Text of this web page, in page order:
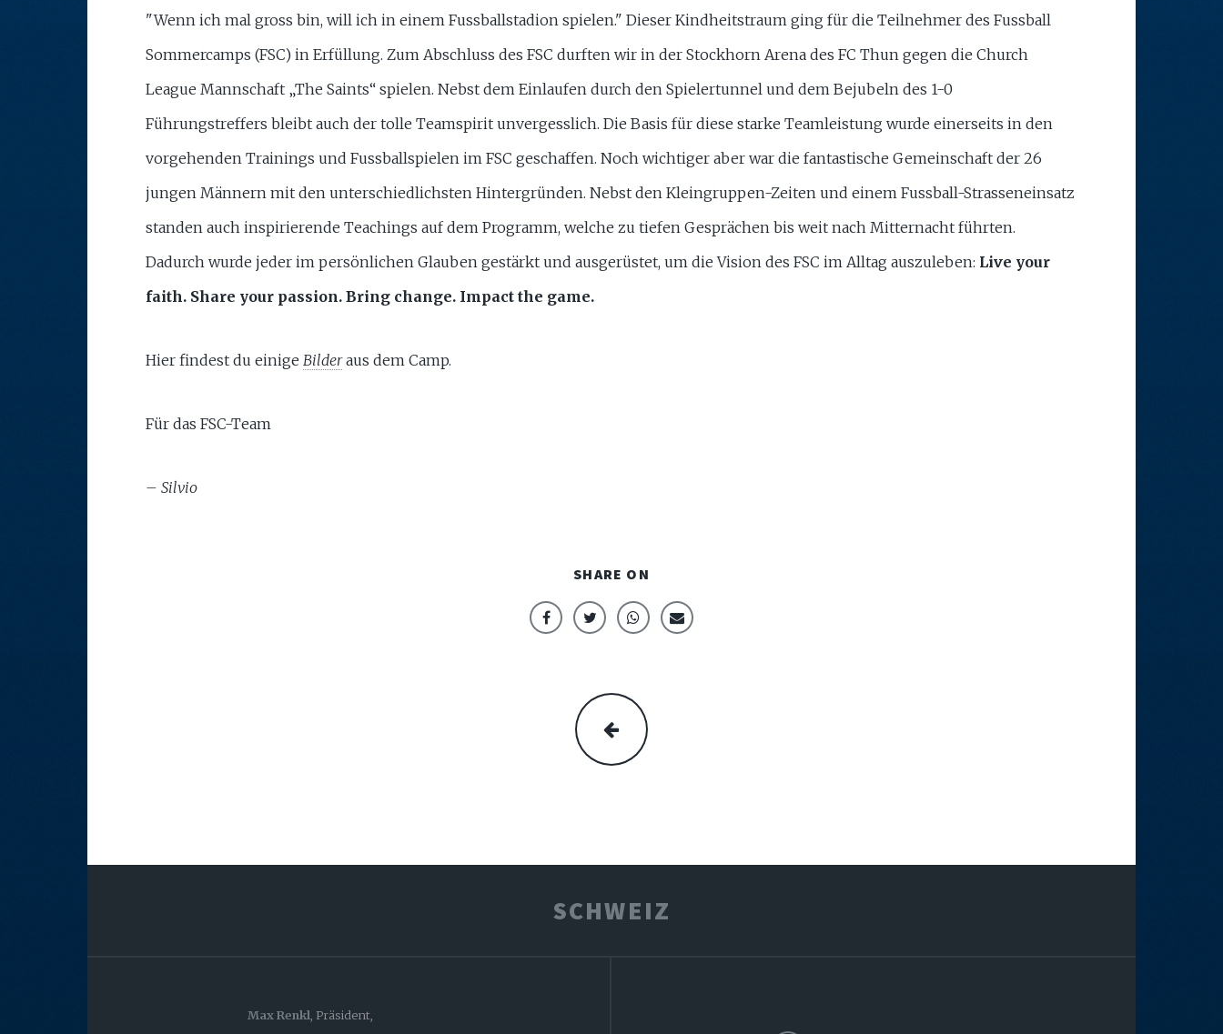
"Wenn ich mal gross bin, will ich in einem Fussballstadion spielen." Dieser Kindheitstraum ging für die Teilnehmer des Fussball
Sommercamps (FSC) in Erfüllung. Zum Abschluss des FSC durften wir in der Stockhorn Arena des FC Thun gegen die Church
League Mannschaft „The Saints“ spielen. Nebst dem Einlaufen durch den Spielertunnel und dem Bejubeln des 1-0
Führungstreffers bleibt auch der tolle Teamspirit unvergesslich. Die Basis für diese starke Teamleistung wurde einerseits in den
vorgehenden Trainings und Fussballspielen im FSC geschaffen. Noch wichtiger aber war die fantastische Gemeinschaft der 26
jungen Männern mit den unterschiedlichsten Hintergründen. Nebst den Kleingruppen-Zeiten und einem Fussball-Strasseneinsatz
standen auch inspirierende Teachings auf dem Programm, welche zu tiefen Gesprächen bis weit nach Mitternacht führten.
Dadurch wurde jeder im persönlichen Glauben gestärkt und ausgerüstet, um die Vision des FSC im Alltag auszuleben: Live your
faith. Share your passion. Bring change. Impact the game.
Hier findest du einige Bilderaus dem Camp.
Für das FSC-Team
– Silvio
SHARE ON
SCHWEIZ
Max Renkl, Präsident,